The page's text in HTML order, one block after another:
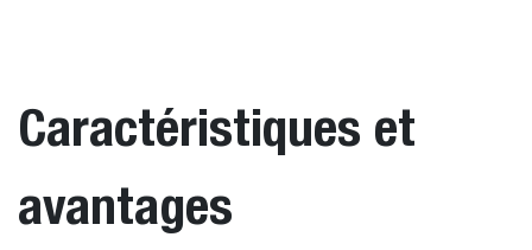
Caractéristiques et
avantages